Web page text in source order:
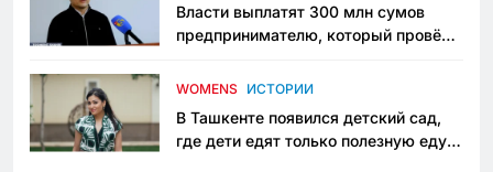
Власти выплатят 300 млн сумов
предпринимателю, который провёл
приговору
WOMENS ИСТОРИИ
В Ташкенте появился детский сад,
где дети едят только полезную еду.